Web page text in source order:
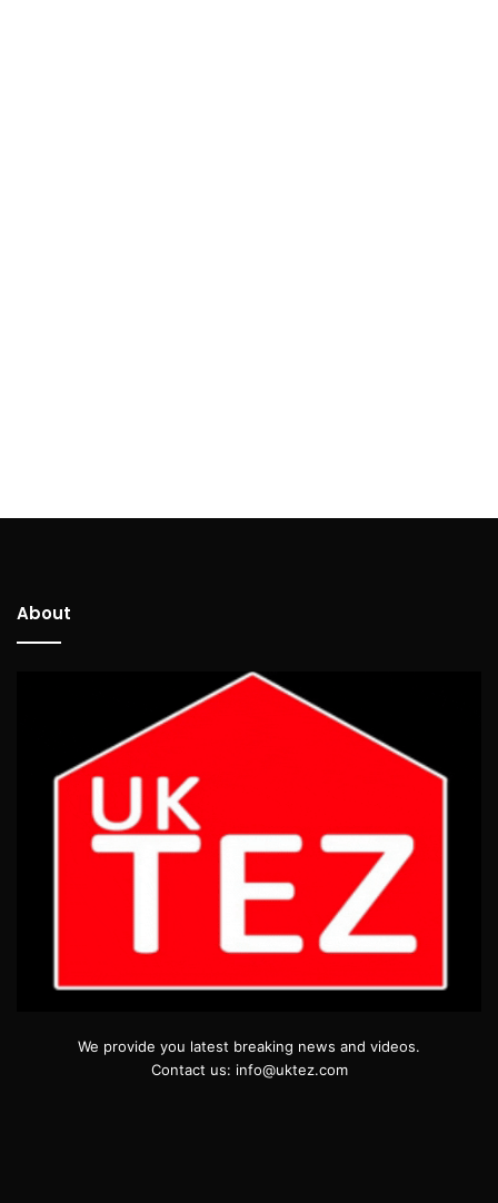
About
We provide you latest breaking news and videos.
Contact us: info@uktez.com